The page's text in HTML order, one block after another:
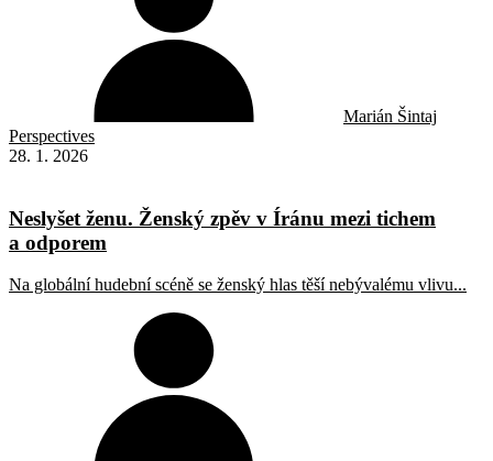
Marián Šintaj
Perspectives
28. 1. 2026
Neslyšet ženu. Ženský zpěv v Íránu mezi tichem
a odporem
Na globální hudební scéně se ženský hlas těší nebývalému vlivu...